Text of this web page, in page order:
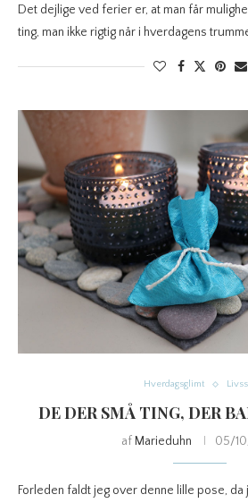
Det dejlige ved ferier er, at man får
ting, man ikke rigtig når i hverdagens
Hverdagsglimt
DE DER SMÅ TING, DER
af Marieduhn 05/
Forleden faldt jeg over denne lille pose,